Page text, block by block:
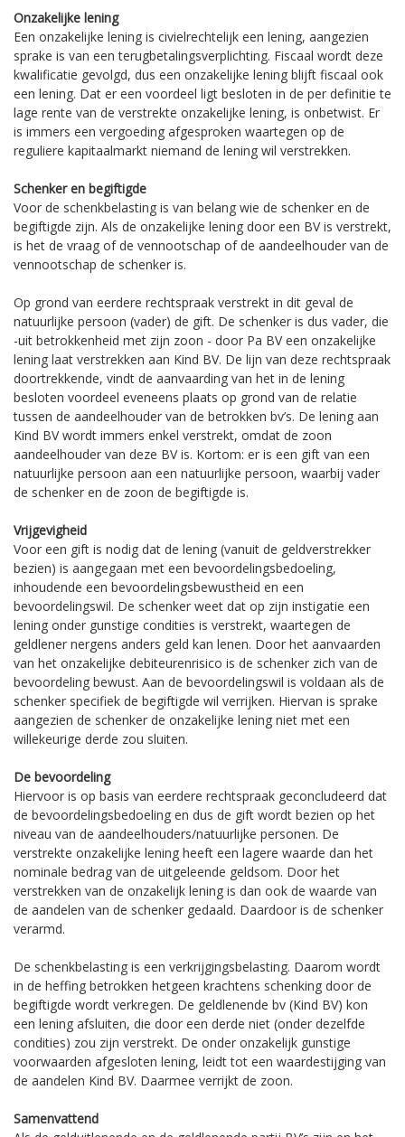
Onzakelijke lening
Een onzakelijke lening is civielrechtelijk een lening, aangezien
sprake is van een terugbetalingsverplichting. Fiscaal wordt deze
kwalificatie gevolgd, dus een onzakelijke lening blijft fiscaal ook
een lening. Dat er een voordeel ligt besloten in de per definitie te
lage rente van de verstrekte onzakelijke lening, is onbetwist. Er
is immers een vergoeding afgesproken waartegen op de
reguliere kapitaalmarkt niemand de lening wil verstrekken.
Schenker en begiftigde
Voor de schenkbelasting is van belang wie de schenker en de
begiftigde zijn. Als de onzakelijke lening door een BV is verstrekt,
is het de vraag of de vennootschap of de aandeelhouder van de
vennootschap de schenker is.
Op grond van eerdere rechtspraak verstrekt in dit geval de
natuurlijke persoon (vader) de gift. De schenker is dus vader, die
-uit betrokkenheid met zijn zoon - door Pa BV een onzakelijke
lening laat verstrekken aan Kind BV. De lijn van deze rechtspraak
doortrekkende, vindt de aanvaarding van het in de lening
besloten voordeel eveneens plaats op grond van de relatie
tussen de aandeelhouder van de betrokken bv’s. De lening aan
Kind BV wordt immers enkel verstrekt, omdat de zoon
aandeelhouder van deze BV is. Kortom: er is een gift van een
natuurlijke persoon aan een natuurlijke persoon, waarbij vader
de schenker en de zoon de begiftigde is.
Vrijgevigheid
Voor een gift is nodig dat de lening (vanuit de geldverstrekker
bezien) is aangegaan met een bevoordelingsbedoeling,
inhoudende een bevoordelingsbewustheid en een
bevoordelingswil. De schenker weet dat op zijn instigatie een
lening onder gunstige condities is verstrekt, waartegen de
geldlener nergens anders geld kan lenen. Door het aanvaarden
van het onzakelijke debiteurenrisico is de schenker zich van de
bevoordeling bewust. Aan de bevoordelingswil is voldaan als de
schenker specifiek de begiftigde wil verrijken. Hiervan is sprake
aangezien de schenker de onzakelijke lening niet met een
willekeurige derde zou sluiten.
De bevoordeling
Hiervoor is op basis van eerdere rechtspraak geconcludeerd dat
de bevoordelingsbedoeling en dus de gift wordt bezien op het
niveau van de aandeelhouders/natuurlijke personen. De
verstrekte onzakelijke lening heeft een lagere waarde dan het
nominale bedrag van de uitgeleende geldsom. Door het
verstrekken van de onzakelijk lening is dan ook de waarde van
de aandelen van de schenker gedaald. Daardoor is de schenker
verarmd.
De schenkbelasting is een verkrijgingsbelasting. Daarom wordt
in de heffing betrokken hetgeen krachtens schenking door de
begiftigde wordt verkregen. De geldlenende bv (Kind BV) kon
een lening afsluiten, die door een derde niet (onder dezelfde
condities) zou zijn verstrekt. De onder onzakelijk gunstige
voorwaarden afgesloten lening, leidt tot een waardestijging van
de aandelen Kind BV. Daarmee verrijkt de zoon.
Samenvattend